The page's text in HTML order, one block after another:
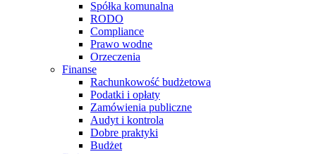
Spółka komunalna
RODO
Compliance
Prawo wodne
Orzeczenia
Finanse
Rachunkowość budżetowa
Podatki i opłaty
Zamówienia publiczne
Audyt i kontrola
Dobre praktyki
Budżet